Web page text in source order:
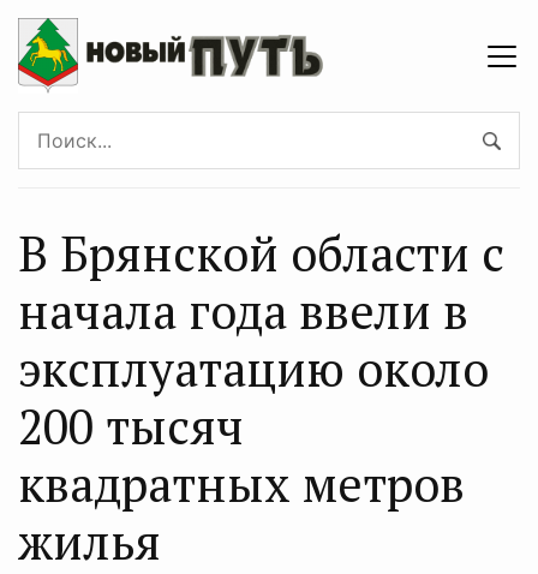
В Брянской области с
начала года ввели в
эксплуатацию около
200 тысяч
квадратных метров
жилья